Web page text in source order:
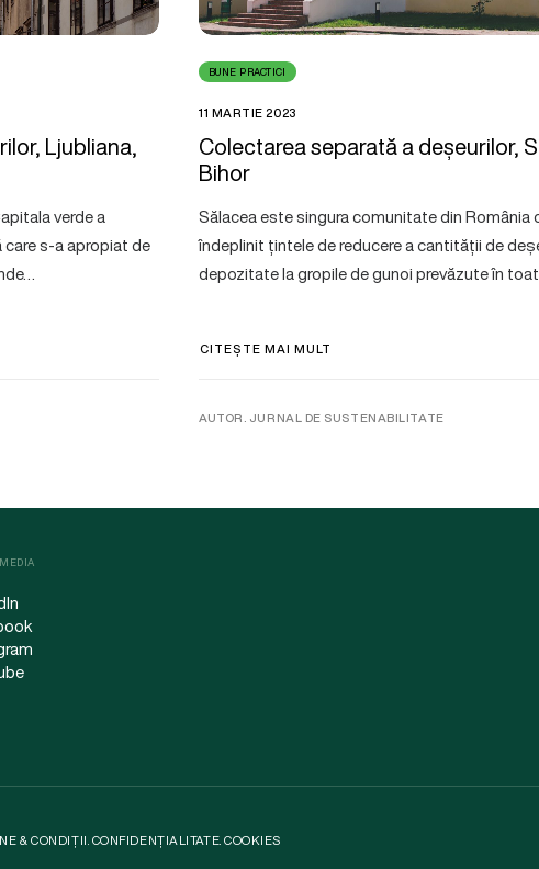
Ljubliana,
verde a
s-a apropiat de
BUNE PRACTICI
11 MARTIE 2023
Colectarea separată a deșeurilor,
Bihor
Sălacea este singura comunitate din România
îndeplinit țintele de reducere a cantității de
depozitate la gropile de gunoi prevăzute în
CITEȘTE MAI MULT
AUTOR. JURNAL DE SUSTENABILITATE
& CONDIȚII.CONFIDENȚIALITATE.COOKIES